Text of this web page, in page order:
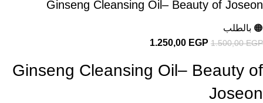
Ginseng Cleansing Oil– Beauty of Joseon
🟠 بالطلب
1.500,00EGP
1.250,00 EGP
Ginseng Cleansing Oil– Beauty of
Joseon